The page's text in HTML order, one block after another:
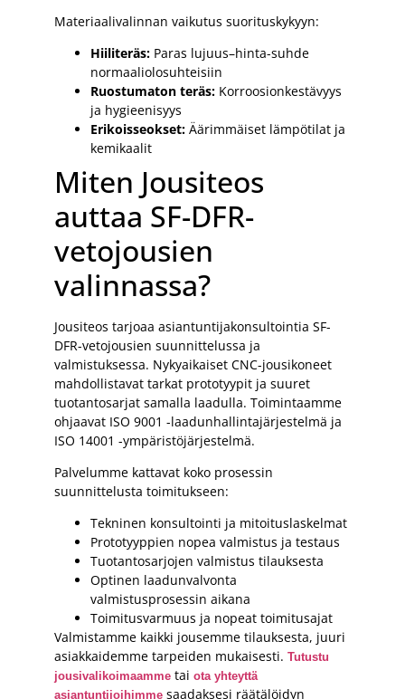
Materiaalivalinnan vaikutus suorituskykyyn:
Hiiliteräs: Paras lujuus–hinta-suhde
normaaliolosuhteisiin
Ruostumaton teräs: Korroosionkestävyys
ja hygieenisyys
Erikoisseokset: Äärimmäiset lämpötilat ja
kemikaalit
Miten Jousiteos
auttaa SF-DFR-
vetojousien
valinnassa?
Jousiteos tarjoaa asiantuntijakonsultointia SF-
DFR-vetojousien suunnittelussa ja
valmistuksessa. Nykyaikaiset CNC-jousikoneet
mahdollistavat tarkat prototyypit ja suuret
tuotantosarjat samalla laadulla. Toimintaamme
ohjaavat ISO 9001 -laadunhallintajärjestelmä ja
ISO 14001 -ympäristöjärjestelmä.
Palvelumme kattavat koko prosessin
suunnittelusta toimitukseen:
Tekninen konsultointi ja mitoituslaskelmat
Prototyyppien nopea valmistus ja testaus
Tuotantosarjojen valmistus tilauksesta
Optinen laadunvalvonta
valmistusprosessin aikana
Toimitusvarmuus ja nopeat toimitusajat
Valmistamme kaikki jousemme tilauksesta, juuri
asiakkaidemme tarpeiden mukaisesti. Tutustu
jousivalikoimaamme tai ota yhteyttä
asiantuntijoihimme saadaksesi räätälöidyn